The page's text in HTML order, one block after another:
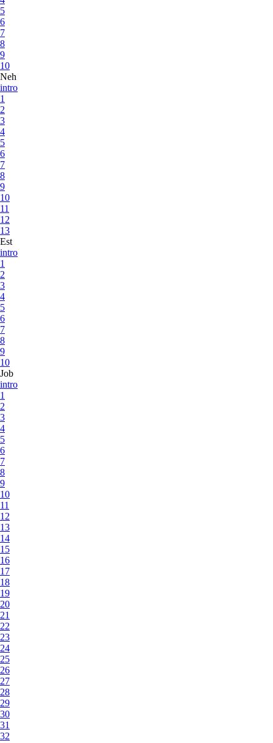
5
6
7
8
9
10
Neh
intro
1
2
3
4
5
6
7
8
9
10
11
12
13
Est
intro
1
2
3
4
5
6
7
8
9
10
Job
intro
1
2
3
4
5
6
7
8
9
10
11
12
13
14
15
16
17
18
19
20
21
22
23
24
25
26
27
28
29
30
31
32